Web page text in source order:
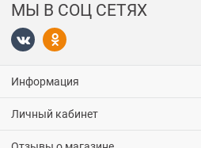
МЫ В СОЦ СЕТЯХ
Информация
Личный кабинет